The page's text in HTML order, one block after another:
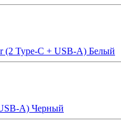
(2 Type-C + USB-A) Белый
A) Черный